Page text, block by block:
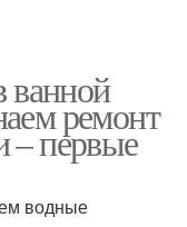
ванной
ремонт
– первые
водные